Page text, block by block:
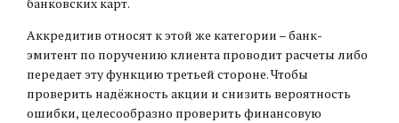
Аккредитив относят к этой же категории – банк-
эмитент по поручению клиента проводит расчеты либо
передает эту функцию третьей стороне. Чтобы
проверить надёжность акции и снизить вероятность
ошибки, целесообразно проверить финансовую